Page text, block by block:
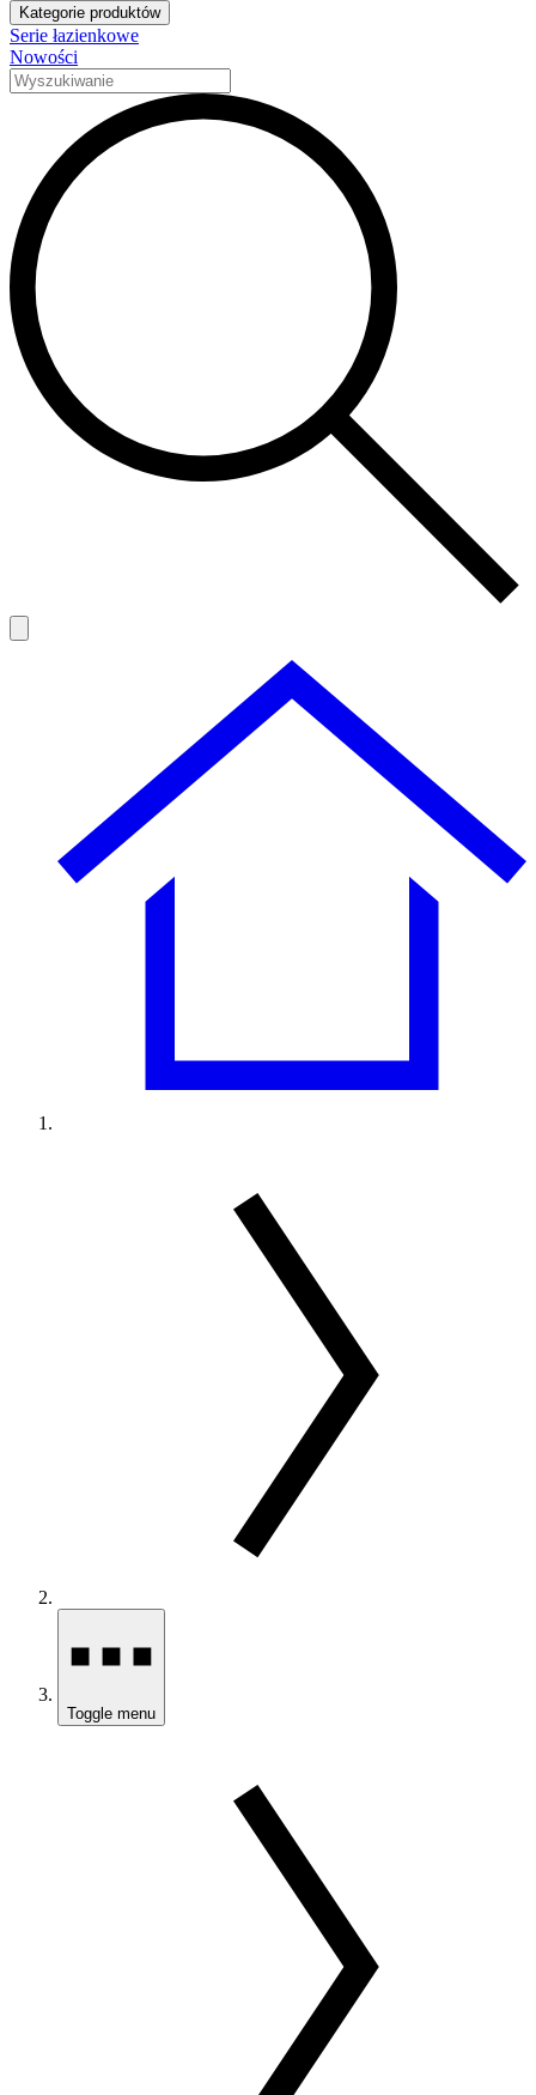
Kategorie produktów
Serie łazienkowe
Nowości
Toggle menu